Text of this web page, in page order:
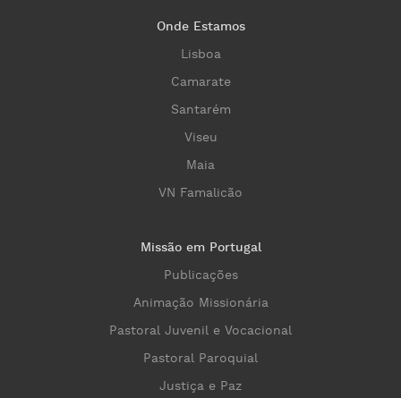
Onde Estamos
Lisboa
Camarate
Santarém
Viseu
Maia
VN Famalicão
Missão em Portugal
Publicações
Animação Missionária
Pastoral Juvenil e Vocacional
Pastoral Paroquial
Justiça e Paz